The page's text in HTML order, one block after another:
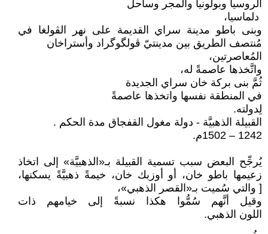
الروسيا وبولونيا والمجر وساحل
دلماسيا،
وبنى باطو مدينة سراي القديمة على نهر الڤولغا في
مُنتصف الطريق بين مدينتيّ ڤولگوگراد وأستراخان
المُعاصرتين،
واتَّخذها عاصمةً له،
ثُمَّ بنى بركة خان سراي الجديدة
في المنطقة نفسها واتخذها عاصمةً
لِدولته.
القبيلة الذهبيَّة - دولة مغول القفجاق مدة الحكم .
1242 – 1502م.
يُرجِّح البعض سبب تسمية القبيلة بـ«الذهبيَّة» إلى اتخاذ
زعيمها باطو خان، أو أوزبك خان، خيمةً ذهبيَّةً يسكنها،
[ والتي سُميت بـ«القصر الذهبي»،
وقيل أنَّهم سُمُّوا هكذا نسبةً إلى خيامهم ذات
اللون الذهبي.